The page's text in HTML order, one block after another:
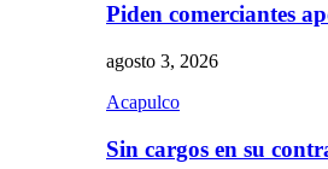
Piden comerciantes
agosto 3, 2026
Acapulco
Sin cargos en su